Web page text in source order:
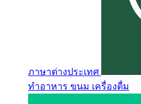
ภาษาต่างประเทศ
ทำอาหาร ขนม เครื่องดื่ม